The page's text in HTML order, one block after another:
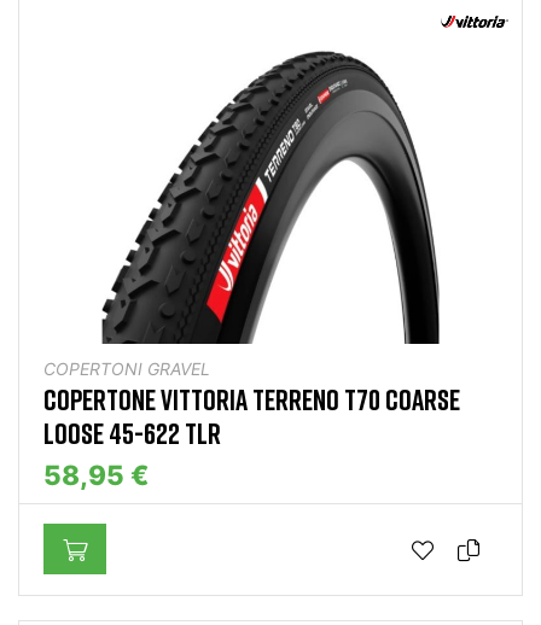
COPERTONI GRAVEL
COPERTONE VITTORIA TERRENO T70 COARSE
LOOSE 45-622 TLR
58,95 €